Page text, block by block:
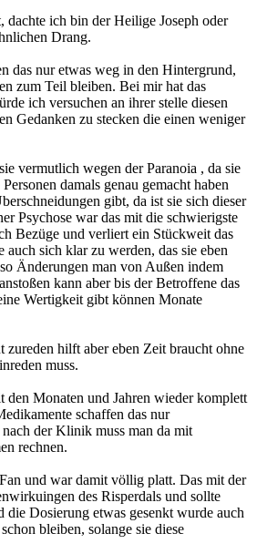
dachte ich bin der Heilige Joseph oder
Drang.
das nur etwas weg in den Hintergrund,
zum Teil bleiben. Bei mir hat das
ich versuchen an ihrer stelle diesen
Gedanken zu stecken die einen weniger
vermutlich wegen der Paranoia , da sie
damals genau gemacht haben
gibt, da ist sie sich dieser
Psychose war das mit die schwierigste
Bezüge und verliert ein Stückweit das
sich klar zu werden, das sie eben
Änderungen man von Außen indem
kann aber bis der Betroffene das
Wertigkeit gibt können Monate
zureden hilft aber eben Zeit braucht ohne
muss.
den Monaten und Jahren wieder komplett
schaffen das nur
der Klinik muss man da mit
rechnen.
und war damit völlig platt. Das mit der
des Risperdals und sollte
die Dosierung etwas gesenkt wurde auch
bleiben, solange sie diese